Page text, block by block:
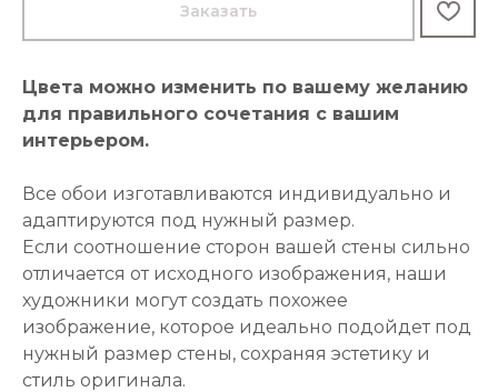
Заказать
Цвета можно изменить по вашему желанию
для правильного сочетания с вашим
интерьером.
Все обои изготавливаются индивидуально и
адаптируются под нужный размер.
Если соотношение сторон вашей стены сильно
отличается от исходного изображения, наши
художники могут создать похожее
изображение, которое идеально подойдет под
нужный размер стены, сохраняя эстетику и
стиль оригинала.